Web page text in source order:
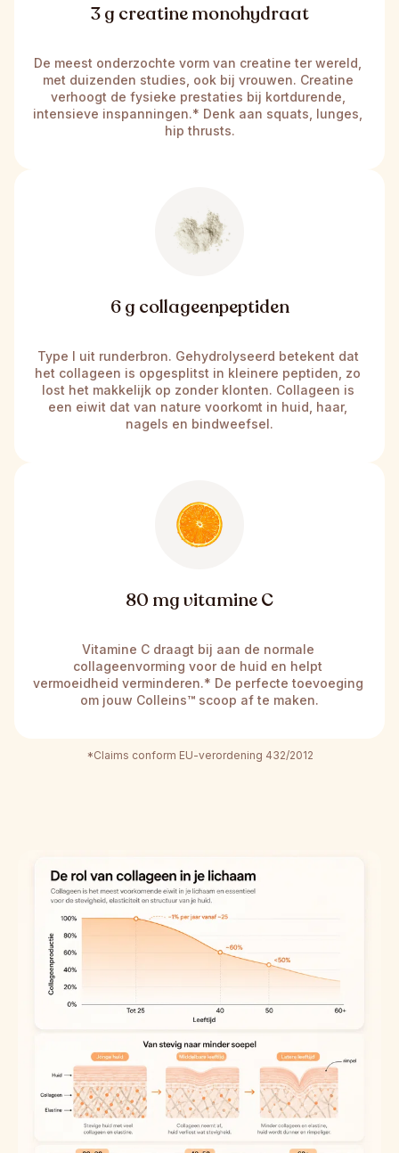
3 g creatine monohydraat
De meest onderzochte vorm van creatine ter wereld,
met duizenden studies, ook bij vrouwen. Creatine
verhoogt de fysieke prestaties bij kortdurende,
intensieve inspanningen.* Denk aan squats, lunges,
hip thrusts.
6 g collageenpeptiden
Type I uit runderbron. Gehydrolyseerd betekent dat
het collageen is opgesplitst in kleinere peptiden, zo
lost het makkelijk op zonder klonten. Collageen is
een eiwit dat van nature voorkomt in huid, haar,
nagels en bindweefsel.
80 mg vitamine C
Vitamine C draagt bij aan de normale
collageenvorming voor de huid en helpt
vermoeidheid verminderen.* De perfecte toevoeging
om jouw Colleins™ scoop af te maken.
*Claims conform EU-verordening 432/2012